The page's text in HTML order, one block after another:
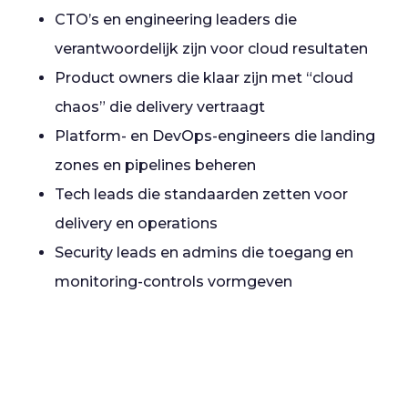
CTO’s en engineering leaders die
verantwoordelijk zijn voor cloud resultaten
Product owners die klaar zijn met “cloud
chaos” die delivery vertraagt
Platform- en DevOps-engineers die landing
zones en pipelines beheren
Tech leads die standaarden zetten voor
delivery en operations
Security leads en admins die toegang en
monitoring-controls vormgeven